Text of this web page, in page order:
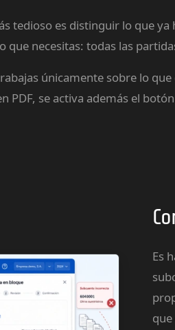
tedioso es distinguir lo que
necesitas: todas las
únicamente sobre lo
PDF, se activa además el
Es